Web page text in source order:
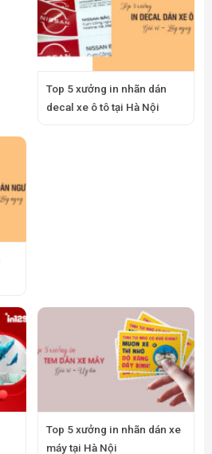
Top 5 xưởng in nhãn dán
decal xe ô tô tại Hà Nội
Top 5 xưởng in nhãn dán xe
máy tại Hà Nội